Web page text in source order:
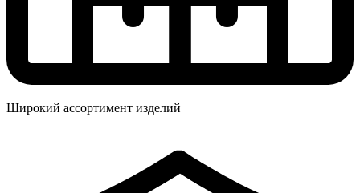
Широкий ассортимент изделий